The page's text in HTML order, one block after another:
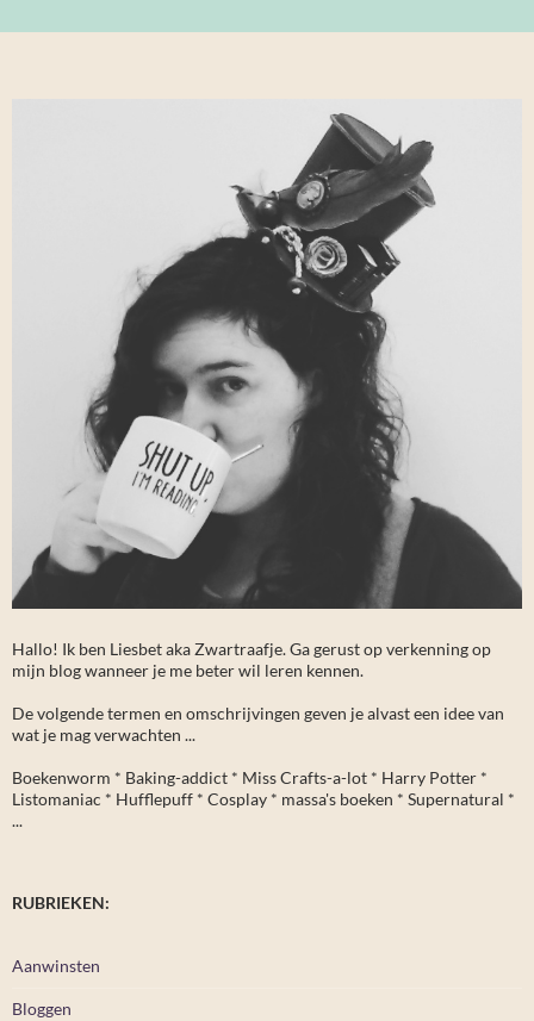
Hallo! Ik ben Liesbet aka Zwartraafje. Ga gerust op verkenning op
mijn blog wanneer je me beter wil leren kennen.
De volgende termen en omschrijvingen geven je alvast een idee van
wat je mag verwachten ...
Boekenworm * Baking-addict * Miss Crafts-a-lot * Harry Potter *
Listomaniac * Hufflepuff * Cosplay * massa's boeken * Supernatural *
...
RUBRIEKEN:
Aanwinsten
Bloggen